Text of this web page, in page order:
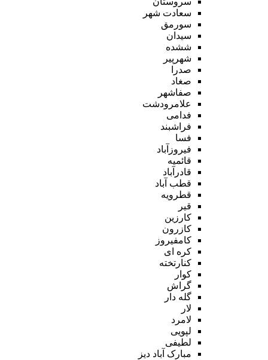
سعادت شهر
سورمق
سیدان
ششده
شهرپیر
صدرا
صغاد
صفاشهر
علامرودشت
فدامی
فراشبند
فسا
فیروزآباد
قائمیه
قادرآباد
قطب آباد
قطرویه
قیر
کارزین
کازرون
کامفیروز
کره ای
کنارتخته
کوار
گراش
گله دار
لار
لامرد
لپویی
لطیفی
مبارک آباد دیز